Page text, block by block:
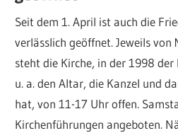
Seit dem 1. April ist auch die
verlässlich geöffnet. Jeweils
steht die Kirche, in der 1998
u. a. den Altar, die Kanzel und
hat, von 11-17 Uhr offen.
Kirchenführungen angeboten.